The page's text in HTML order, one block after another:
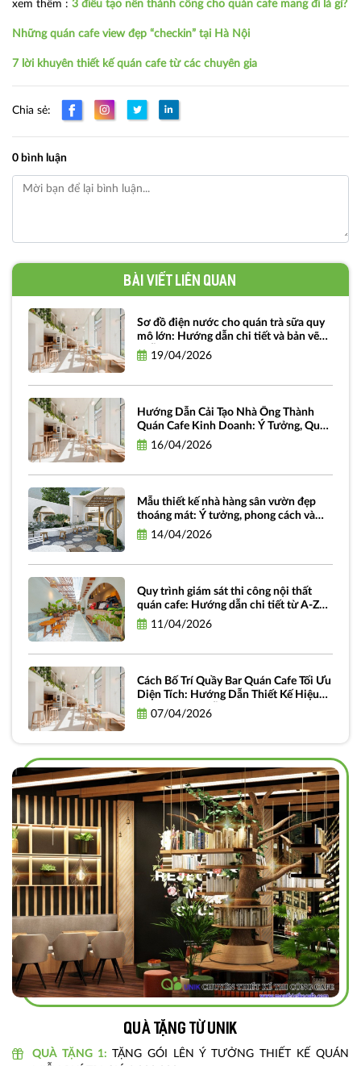
xem thêm : 3 điều tạo nên thành công cho quán cafe mang đi là gì?
Những quán cafe view đẹp “checkin” tại Hà Nội
7 lời khuyên thiết kế quán cafe từ các chuyên gia
Chia sẻ:
0 bình luận
Bài viết liên quan
Sơ đồ điện nước cho quán trà sữa quy
mô lớn: Hướng dẫn chi tiết và bản vẽ
miễn phí
19/04/2026
Hướng Dẫn Cải Tạo Nhà Ống Thành
Quán Cafe Kinh Doanh: Ý Tưởng, Quy
Trình Và Chi Phí
16/04/2026
Mẫu thiết kế nhà hàng sân vườn đẹp
thoáng mát: Ý tưởng, phong cách và
hình ảnh truyền cảm hứng
14/04/2026
Quy trình giám sát thi công nội thất
quán cafe: Hướng dẫn chi tiết từ A-Z
dành cho chủ đầu tư
11/04/2026
Cách Bố Trí Quầy Bar Quán Cafe Tối Ưu
Diện Tích: Hướng Dẫn Thiết Kế Hiệu
Quả và Thực Tiễn
07/04/2026
Quà tặng từ unik
QUÀ TẶNG 1: TẶNG GÓI LÊN Ý TƯỞNG THIẾT KẾ QUÁN